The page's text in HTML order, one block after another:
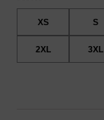
XS S
2XL 3XL